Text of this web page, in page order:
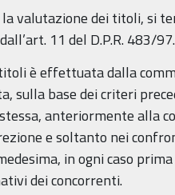
valutazione dei titoli, si
11 del D.P.R. 483/97.
è effettuata dalla
sulla base dei criteri
anteriormente alla
e soltanto nei
in ogni caso
dei concorrenti.